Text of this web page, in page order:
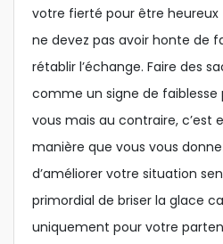
votre fierté pour être heureux
ne devez pas avoir honte de
rétablir l’échange. Faire des
comme un signe de faiblesse
vous mais au contraire, c’est
manière que vous vous
d’améliorer votre situation
primordial de briser la glace
uniquement pour votre